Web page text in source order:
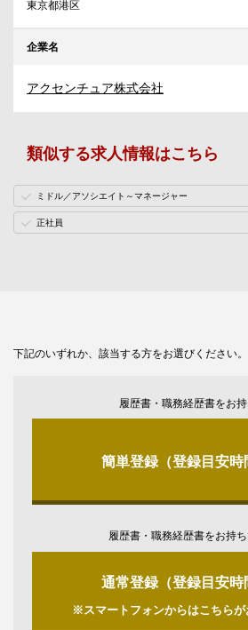
東京都港区
企業名
アクセンチュア株式会社
類似する求人情報はこちら
ミドル／アソシエイト～マネージャー
正社員
下記のいずれか、該当する方をお選びください。
履歴書・職務経歴書をお
簡単登録（登録目安時
履歴書・職務経歴書をお持
通常登録（登録目安時
※スマートフォンからはこちらが